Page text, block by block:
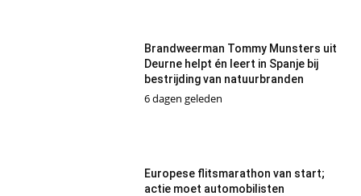
Brandweerman Tommy Munsters uit
Deurne helpt én leert in Spanje bij
bestrijding van natuurbranden
6 dagen geleden
Europese flitsmarathon van start;
actie moet automobilisten